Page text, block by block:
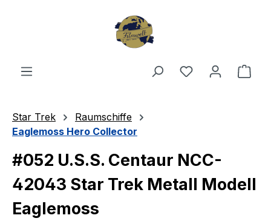
Du hast 0
Star Trek
Raumschiffe
Eaglemoss Hero Collector
#052 U.S.S. Centaur NCC-
42043 Star Trek Metall Modell
Eaglemoss